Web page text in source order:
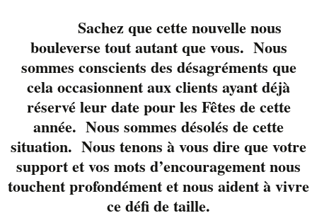
Cloutierau
saxophone,Annam
Nguyenà la guitare et
Martin Blouin
à la
basse., vous
interprétent des
standards du Jazz
mais aussi une version
électro qui mettra du
beat dans vos samedis
Sachez que cette nouvelle nous
bouleverse tout autant que vous. Nous
sommes conscients des désagréments que
cela occasionnent aux clients ayant déjà
réservé leur date pour les Fêtes de cette
année. Nous sommes désolés de cette
situation. Nous tenons à vous dire que votre
support et vos mots d’encouragement nous
touchent profondément et nous aident à vivre
ce défi de taille.